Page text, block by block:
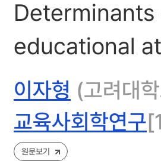
educational
이자형 (고려대
교육사회학연구
원문보기